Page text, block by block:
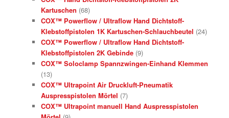
Kartuschen (68)
COX™ Powerflow / Ultraflow Hand Dichtstoff-
Klebstoffpistolen 1K Kartuschen-Schlauchbeutel (24)
COX™ Powerflow / Ultraflow Hand Dichtstoff-
Klebstoffpistolen 2K Gebinde (9)
COX™ Soloclamp Spannzwingen-Einhand Klemmen
(13)
COX™ Ultrapoint Air Druckluft-Pneumatik
Auspresspistolen Mörtel (7)
COX™ Ultrapoint manuell Hand Auspresspistolen